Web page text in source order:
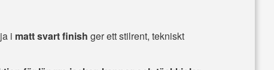
i matt svart finish ger ett stilrent, tekniskt